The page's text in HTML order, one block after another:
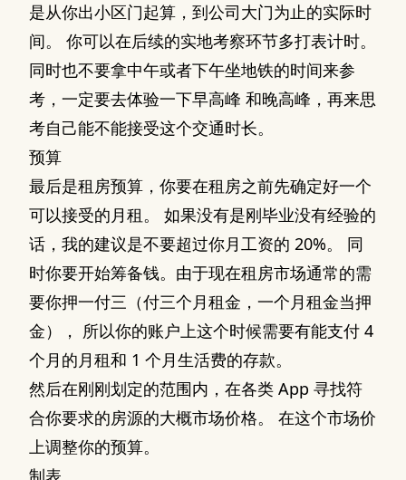
是从你出小区门起算，到公司大门为止的实际时
间。 你可以在后续的实地考察环节多打表计时。
同时也不要拿中午或者下午坐地铁的时间来参
考，一定要去体验一下早高峰 和晚高峰，再来思
考自己能不能接受这个交通时长。
预算
最后是租房预算，你要在租房之前先确定好一个
可以接受的月租。 如果没有是刚毕业没有经验的
话，我的建议是不要超过你月工资的 20%。 同
时你要开始筹备钱。由于现在租房市场通常的需
要你押一付三（付三个月租金，一个月租金当押
金）， 所以你的账户上这个时候需要有能支付 4
个月的月租和 1 个月生活费的存款。
然后在刚刚划定的范围内，在各类 App 寻找符
合你要求的房源的大概市场价格。 在这个市场价
上调整你的预算。
制表